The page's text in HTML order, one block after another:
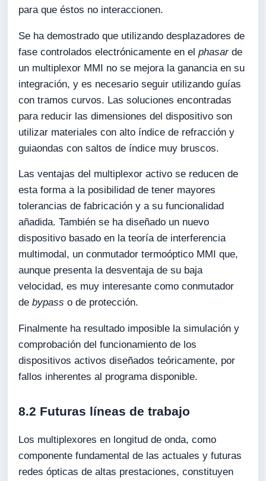
para que éstos no interaccionen.
Se ha demostrado que utilizando desplazadores de
fase controlados electrónicamente en elphasarde
un multiplexor MMI no se mejora la ganancia en su
integración, y es necesario seguir utilizando guías
con tramos curvos. Las soluciones encontradas
para reducir las dimensiones del dispositivo son
utilizar materiales con alto índice de refracción y
guiaondas con saltos de índice muy bruscos.
Las ventajas del multiplexor activo se reducen de
esta forma a la posibilidad de tener mayores
tolerancias de fabricación y a su funcionalidad
añadida. También se ha diseñado un nuevo
dispositivo basado en la teoría de interferencia
multimodal, un conmutador termoóptico MMI que,
aunque presenta la desventaja de su baja
velocidad, es muy interesante como conmutador
debypass o de protección.
Finalmente ha resultado imposible la simulación y
comprobación del funcionamiento de los
dispositivos activos diseñados teóricamente, por
fallos inherentes al programa disponible.
8.2 Futuras líneas de trabajo
Los multiplexores en longitud de onda, como
componente fundamental de las actuales y futuras
redes ópticas de altas prestaciones, constituyen